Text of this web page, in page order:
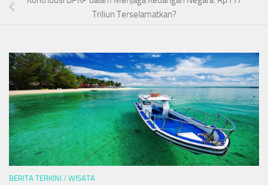
Triliun Terselamatkan?
BERITA TERKINI / WISATA